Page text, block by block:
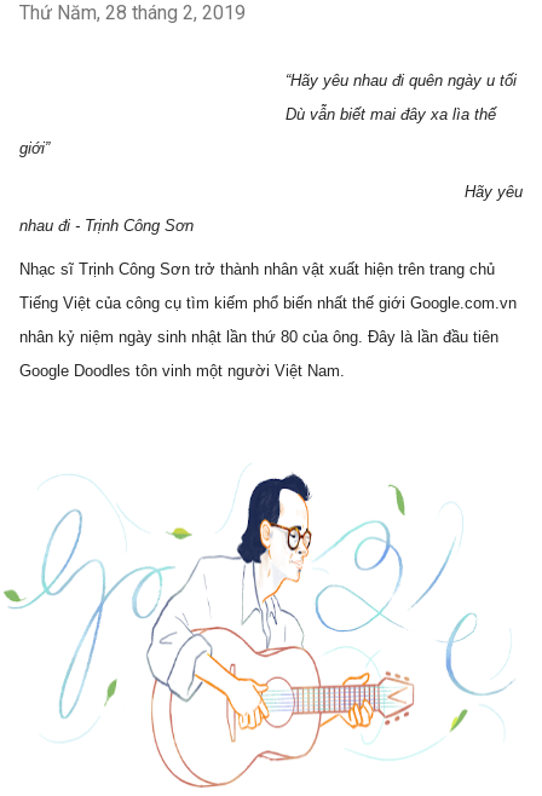
Thứ Năm, 28 tháng 2, 2019
                                                       “Hãy yêu nhau đi quên ngày u tối
giới”
Hãy yêu
nhau đi - Trịnh Công Sơn
Nhạc sĩ Trịnh Công Sơn trở thành nhân vật xuất hiện trên trang chủ
Tiếng Việt của công cụ tìm kiếm phổ biến nhất thế giới Google.com.vn
nhân kỷ niệm ngày sinh nhật lần thứ 80 của ông. Đây là lần đầu tiên
Google Doodles tôn vinh một người Việt Nam.